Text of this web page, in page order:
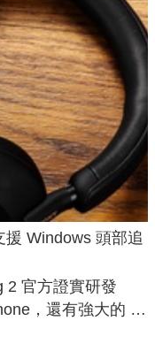
Windows 頭部追
2 官方證實研發
，還有強大的 AI